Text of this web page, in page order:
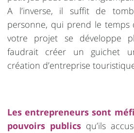
A l’inverse, il suffit de
personne, qui prend le temps
votre projet se développe
faudrait créer un guichet
création d’entreprise
Les entrepreneurs sont
pouvoirs publics qu’ils